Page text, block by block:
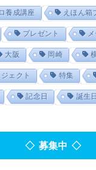
養成講座 えほん箱
プレゼント
大阪 岡崎
ェクト 特集
記念日 誕生
◇ 募集中 ◇